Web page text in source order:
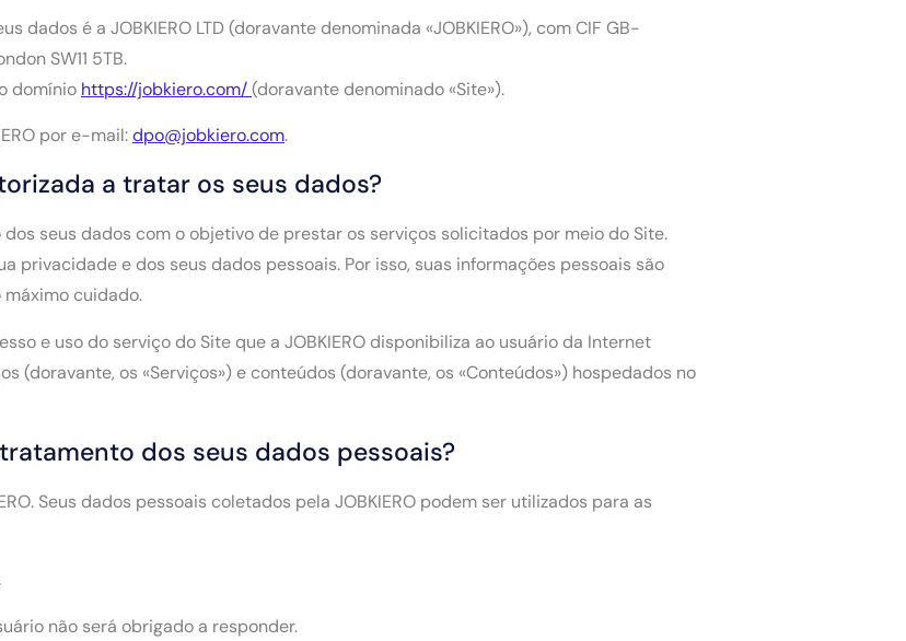
é a JOBKIERO LTD (doravante denominada «JOBKIERO»), com CIF GB-
SW11 5TB.
domínio https://jobkiero.com/(doravante denominado «Site»).
por e-mail:dpo@jobkiero.com.
a tratar os seus dados?
seus dados com o objetivo de prestar os serviços solicitados por meio do Site.
privacidade e dos seus dados pessoais. Por isso, suas informações pessoais são
cuidado.
e uso do serviço do Site que a JOBKIERO disponibiliza ao usuário da Internet
(doravante, os «Serviços») e conteúdos (doravante, os «Conteúdos») hospedados no
dos seus dados pessoais?
Seus dados pessoais coletados pela JOBKIERO podem ser utilizados para as
não será obrigado a responder.